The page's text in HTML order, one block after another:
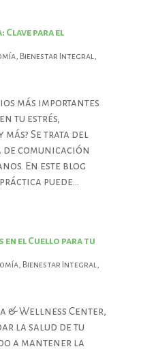
para el
, Bienestar Integral,
más importantes
tu estrés,
Se trata del
comunicación
En este blog
puede...
en el Cuello para tu
, Bienestar Integral,
& Wellness Center,
la salud de tu
a mantener la